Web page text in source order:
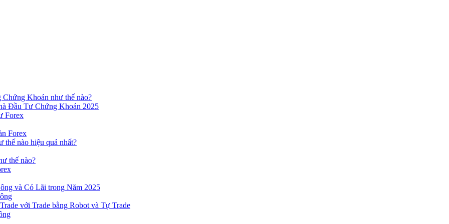
Khoán như thế nào?
Đầu Tư Chứng Khoán 2025
Forex
Forex
nào hiệu quả nhất?
thế nào?
và Có Lãi trong Năm 2025
với Trade bằng Robot và Tự Trade